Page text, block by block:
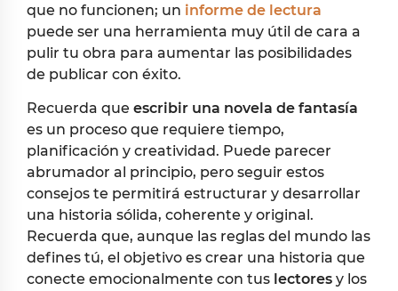
que no funcionen; un informe de lectura
puede ser una herramienta muy útil de cara a
pulir tu obra para aumentar las posibilidades
de publicar con éxito.
Recuerda que escribir una novela de fantasía
es un proceso que requiere tiempo,
planificación y creatividad. Puede parecer
abrumador al principio, pero seguir estos
consejos te permitirá estructurar y desarrollar
una historia sólida, coherente y original.
Recuerda que, aunque las reglas del mundo las
defines tú, el objetivo es crear una historia que
conecte emocionalmente con tus lectores y los